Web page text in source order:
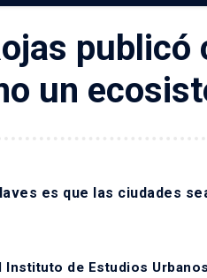
publicó
un
es que las ciudades
Instituto de Estudios